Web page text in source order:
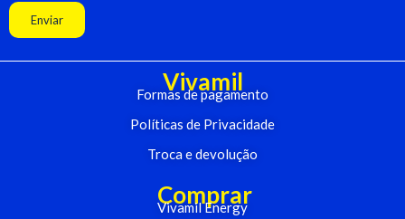
Enviar
Vivamil
Formas de pagamento
Políticas de Privacidade
Troca e devolução
Comprar
Vivamil Energy